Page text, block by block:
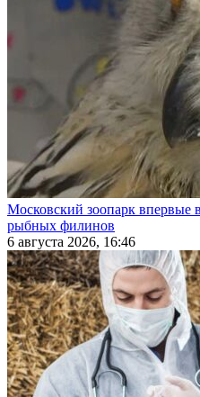
Московский зоопарк впервые
рыбных филинов
6 августа 2026, 16:46